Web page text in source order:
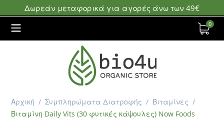
Δωρεάν μεταφορικά για αγορές άνω των 49€
0
Αρχική / Συμπληρώματα Διατροφής / Βιταμίνες /
Βιταμίνη Daily Vits (30 φυτικές κάψουλες) Now Foods